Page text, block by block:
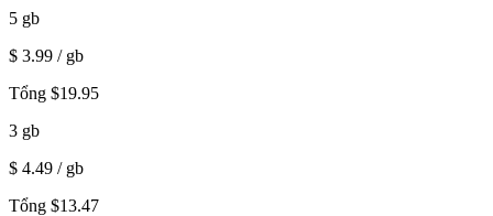
5 gb
$ 3.99 / gb
Tổng $19.95
3 gb
$ 4.49 / gb
Tổng $13.47